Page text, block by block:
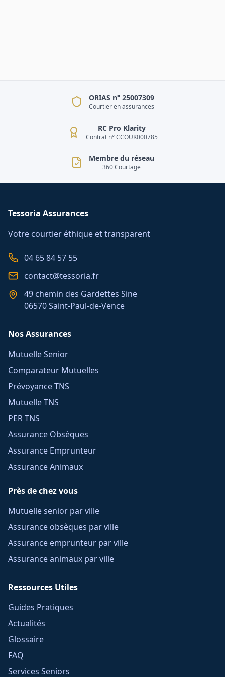
ORIAS n° 25007309
Courtier en assurances
RC Pro Klarity
Contrat n° CCOUK000785
Membre du réseau
360 Courtage
Tessoria Assurances
Votre courtier éthique et transparent
04 65 84 57 55
contact@tessoria.fr
49 chemin des Gardettes Sine
06570 Saint-Paul-de-Vence
Nos Assurances
Mutuelle Senior
Comparateur Mutuelles
Prévoyance TNS
Mutuelle TNS
PER TNS
Assurance Obsèques
Assurance Emprunteur
Assurance Animaux
Près de chez vous
Mutuelle senior par ville
Assurance obsèques par ville
Assurance emprunteur par ville
Assurance animaux par ville
Ressources Utiles
Guides Pratiques
Actualités
Glossaire
FAQ
Services Seniors